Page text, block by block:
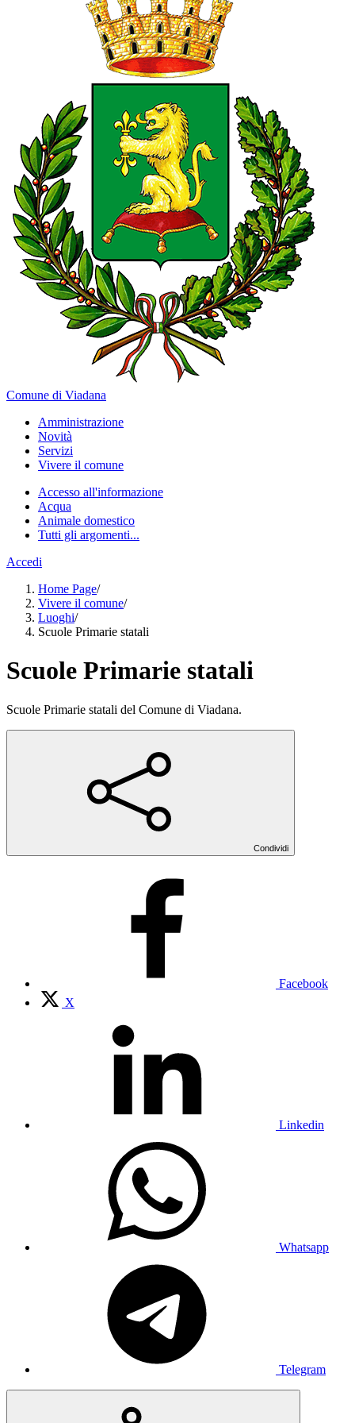
Comune di Viadana
Amministrazione
Novità
Servizi
Vivere il comune
Accesso all'informazione
Acqua
Animale domestico
Tutti gli argomenti...
Accedi
Home Page/
Vivere il comune/
Luoghi/
Scuole Primarie statali
Scuole Primarie statali
Scuole Primarie statali del Comune di Viadana.
Condividi
Facebook
X
Linkedin
Whatsapp
Telegram